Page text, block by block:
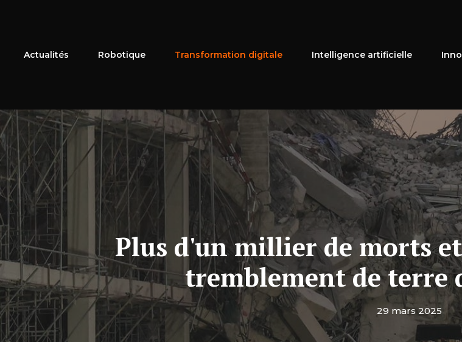
Actualités Robotique Transformation digitale Intelligence artificielle
Plus d'un millier de morts
tremblement de terre
29 mars 2025